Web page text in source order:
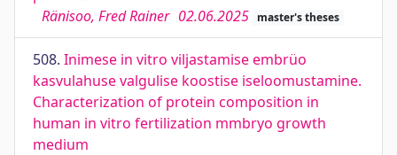
Ränisoo, Fred Rainer 02.06.2025 master's theses
508. Inimese in vitro viljastamise embrüo
kasvulahuse valgulise koostise iseloomustamine.
Characterization of protein composition in
human in vitro fertilization mmbryo growth
medium